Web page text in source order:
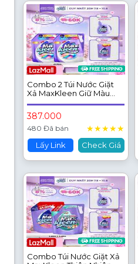
Combo 2 Túi Nước Giặt
Xả MaxKleen Giữ Màu
Tươi Mới Hương Khu Vườn
Tuyệt Sắc 3kg/Túi
387.000
480 Đã bán ★★★★★
Lấy Link Check Giá
Combo Túi Nước Giặt Xả